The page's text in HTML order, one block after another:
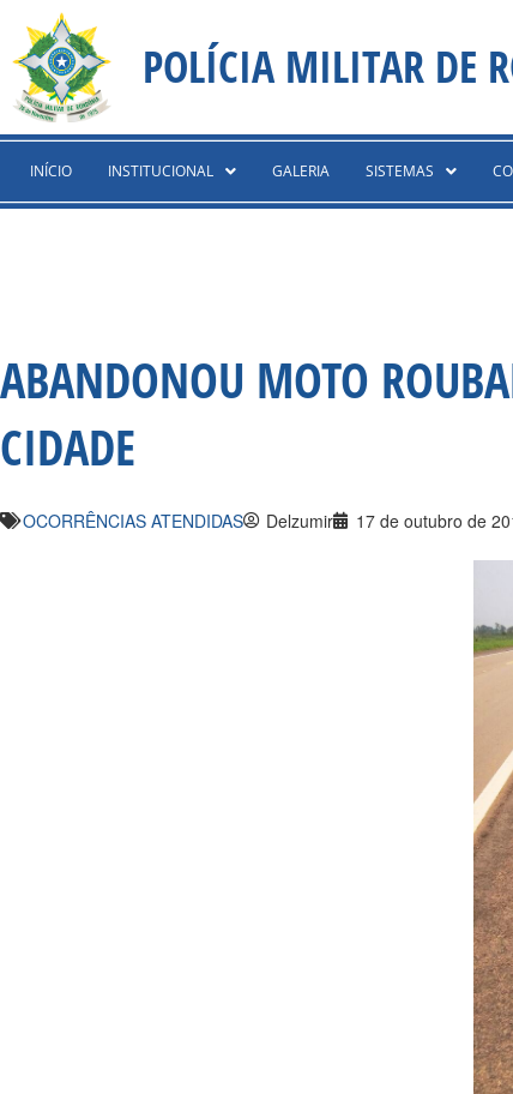
content
para
conteúdo
POLÍCIA MILITAR DE
INÍCIO INSTITUCIONAL GALERIA SISTEMAS
ABANDONOU MOTO
CIDADE
OCORRÊNCIAS ATENDIDAS Delzumir 17 de outubro de